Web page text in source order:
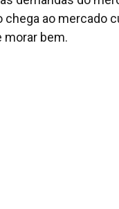
chega ao mercado
morar bem.